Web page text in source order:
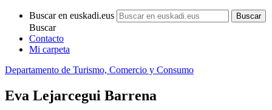
Buscar en euskadi.eus
Buscar
Contacto
Mi carpeta
Departamento de Turismo, Comercio y Consumo
Eva Lejarcegui Barrena